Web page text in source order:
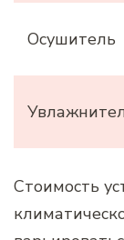
Осушитель
Стоимость